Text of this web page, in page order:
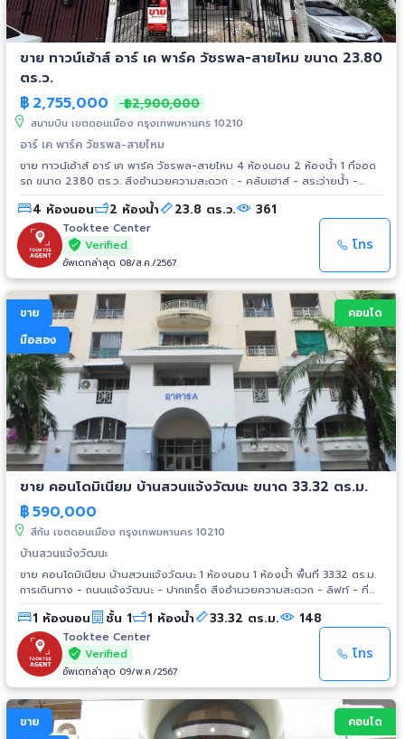
ขาย ทาวน์เฮ้าส์ อาร์ เค พาร์ค วัชรพล-สายไหม ขนาด 23.80
ตร.ว.
฿ 2,755,000 ฿2,900,000
สนามบิน เขตดอนเมือง กรุงเทพมหานคร 10210
อาร์ เค พาร์ค วัชรพล-สายไหม
ขาย ทาวน์เฮ้าส์ อาร์ เค พาร์ค วัชรพล-สายไหม 4 ห้องนอน 2 ห้องน้ำ 1 ที่จอด
รถ ขนาด 23.80 ตร.ว. สิ่งอำนวยความสะดวก : - คลับเฮาส์ - สระว่ายน้ำ -
ฟิตเนส - สนามเด็กเล่น - เครื่องเล่นสำหรับเด็ก - ระบบความปลอดภัยตลอด
24 ชม. - ระบบเข้าออกด้วย Easy Pass สถานที่สำคัญใกล้เคียง : - ตลาด
วงศกร 600 ม. - Tesco Lotus Express 750 ม. - Big C 1.3 กม. - ตลาด
ออเงิน 3.4 กิโลเมตร - ตลาด เอ.ซี. สายไหม 3.8 กิโลเมตร - ตลาดยิ่งเจริญ 9.6
กิโลเมตร - สนามบินดอนเมือง 10 กม. - Central รามอินทรา 12.4 กิโลเมตร -
โรงพยาบาลสายไหม 900 ม. - โรงเรียนสารสาสน์วิเทศน์สายไหม 450 ม. -
โรงเรียนนายเรืออากาศ 6.1 กิโลเมตร
4 ห้องนอน 2 ห้องน้ำ 23.8 ตร.ว. 361
Tooktee Center
Verified
อัพเดทล่าสุด 08/ส.ค./2567
โทร
ขาย
มือสอง
คอนโด
ขาย คอนโดมิเนียม บ้านสวนแจ้งวัฒนะ ขนาด 33.32 ตร.ม.
฿590,000
สีกัน เขตดอนเมือง กรุงเทพมหานคร 10210
บ้านสวนแจ้งวัฒนะ
ขาย คอนโดมิเนียม บ้านสวนแจ้งวัฒนะ 1 ห้องนอน 1 ห้องน้ำ พื้นที่ 33.32 ตร.ม.
การเดินทาง - ถนนแจ้งวัฒนะ - ปากเกร็ด สิ่งอำนวยความสะดวก - ลิฟท์ - ที่
จอดรถ - การรักษาความปลอดภัย 24 ชั่วโมง - กล้องวงจรปิด - ฟิตเนส
สถานที่ใกล้เคียง - ศูนย์ราชการ - บิ๊กซี - สปอร์ตซิตี้ - เทสโก้ โลตัส - ศูนย์
แสดงสินค้าและการประชุม อิมแพ็ค เมืองทองธานี - ดิ อเวนิว - มหาวิทยาลัย
ธุรกิจบัณฑิตย์
1 ห้องนอน ชั้น 1 1 ห้องน้ำ 33.32 ตร.ม. 148
Tooktee Center
Verified
อัพเดทล่าสุด 09/พ.ค./2567
โทร
ขาย
คอนโด